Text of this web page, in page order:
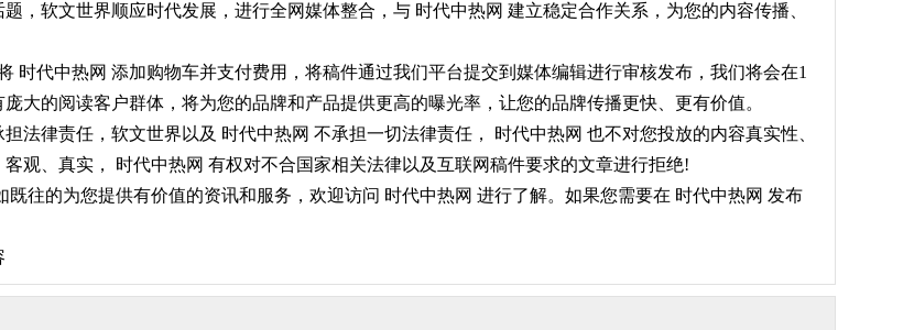
，软文世界顺应时代发展，进行全网媒体整合，与 时代中热网 建立稳定合作关系，为您的内容传播、
时代中热网 添加购物车并支付费用，将稿件通过我们平台提交到媒体编辑进行审核发布，我们将会在1
大的阅读客户群体，将为您的品牌和产品提供更高的曝光率，让您的品牌传播更快、更有价值。
法律责任，软文世界以及 时代中热网 不承担一切法律责任， 时代中热网 也不对您投放的内容真实性、
观、真实， 时代中热网 有权对不合国家相关法律以及互联网稿件要求的文章进行拒绝!
往的为您提供有价值的资讯和服务，欢迎访问 时代中热网 进行了解。如果您需要在 时代中热网 发布